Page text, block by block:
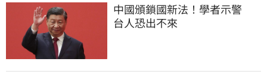
中國頒鎖國新法！學者示警
台人恐出不來